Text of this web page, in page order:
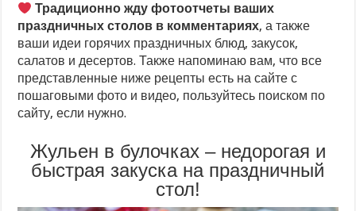
Традиционно жду фотоотчеты ваших
праздничных столов в комментариях, а также
ваши идеи горячих праздничных блюд, закусок,
салатов и десертов. Также напоминаю вам, что все
представленные ниже рецепты есть на сайте с
пошаговыми фото и видео, пользуйтесь поиском по
сайту, если нужно.
Жульен в булочках – недорогая и
быстрая закуска на праздничный
стол!